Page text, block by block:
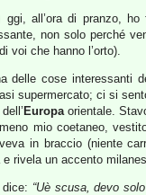
ggi, all’ora di pranzo,
non solo perché
voi che hanno l’orto).
delle cose interessanti
supermercato; ci si
Europaorientale.
mio coetaneo,
in braccio (niente
e rivela un accento
dice: “Uè scusa, devo